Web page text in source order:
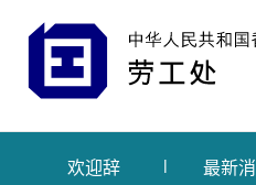
欢迎辞 最新